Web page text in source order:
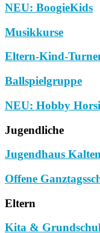
NEU: BoogieKids
Musikkurse
Eltern-Kind-
Ballspielgruppe
NEU: Hobby
Jugendliche
Jugendhaus
Offene
Eltern
Kita &